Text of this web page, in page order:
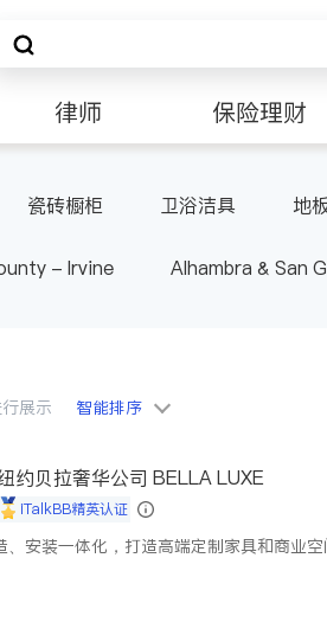
律师 保险理财
瓷砖橱柜 卫浴洁具 地
- Irvine Alhambra & San
展示 智能排序
纽约贝拉奢华公司 BELLA LUXE
iTalkBB精英认证
、安装一体化，打造高端定制家具和商业空